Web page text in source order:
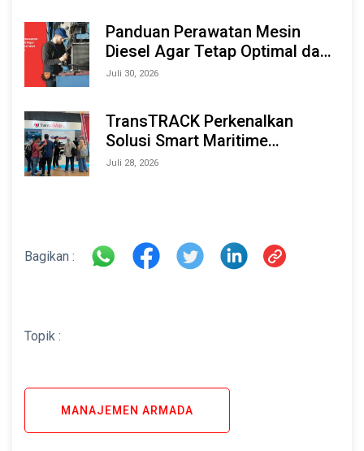
Panduan Perawatan Mesin
Diesel Agar Tetap Optimal dan
Tahan Lama
Juli 30, 2026
TransTRACK Perkenalkan
Solusi Smart Maritime
Monitoring Berbasis AI dan IoT
Juli 28, 2026
Bagikan :
Topik :
MANAJEMEN ARMADA